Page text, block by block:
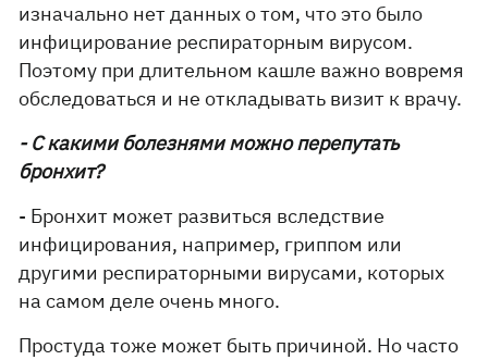
изначально нет данных о том, что это было
инфицирование респираторным вирусом.
Поэтому при длительном кашле важно вовремя
обследоваться и не откладывать визит к врачу.
- С какими болезнями можно перепутать
бронхит?
- Бронхит может развиться вследствие
инфицирования, например, гриппом или
другими респираторными вирусами, которых
на самом деле очень много.
Простуда тоже может быть причиной. Но часто